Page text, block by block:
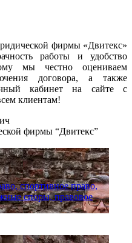
фирмы «Двитекс»
работы и удобство
мы честно оцениваем
договора, а также
кабинет на сайте с
клиентам!
фирмы “Двитекс”
спортивное право,
споры, правовое